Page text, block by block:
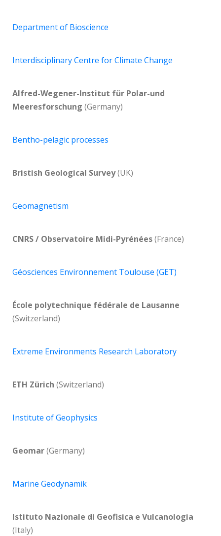
Department of Bioscience
Interdisciplinary Centre for Climate Change
Alfred-Wegener-Institut für Polar-und
Meeresforschung (Germany)
Bentho-pelagic processes
Bristish Geological Survey(UK)
Geomagnetism
CNRS / Observatoire Midi-Pyrénées(France)
Géosciences Environnement Toulouse (GET)
École polytechnique fédérale de Lausanne
(Switzerland)
Extreme Environments Research Laboratory
ETH Zürich (Switzerland)
Institute of Geophysics
Geomar(Germany)
Marine Geodynamik
Istituto Nazionale di Geofisica e Vulcanologia
(Italy)